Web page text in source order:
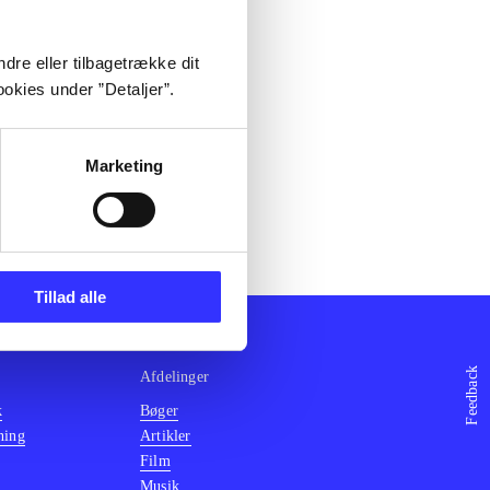
eller tilbagetrække dit
under ”Detaljer”.
Marketing
Tillad alle
Feedback
Afdelinger
Bøger
Artikler
Film
Musik